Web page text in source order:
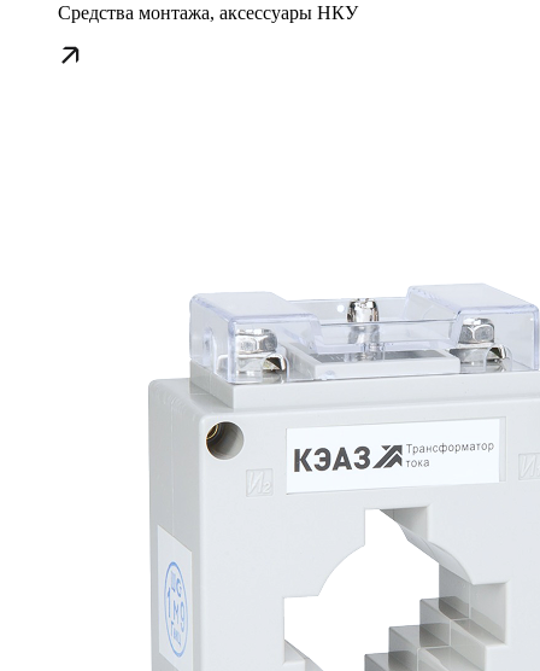
Средства монтажа, аксессуары НКУ